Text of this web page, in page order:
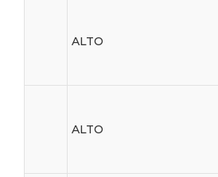
ALTO
ALTO